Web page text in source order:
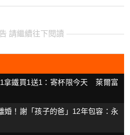
請繼續往下閱讀
拿鐵買1送1：寄杯限今天 萊爾富
婚！謝「孩子的爸」12年包容：永